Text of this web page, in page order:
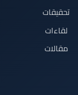
تحقيقات
لقاءات
مقالات